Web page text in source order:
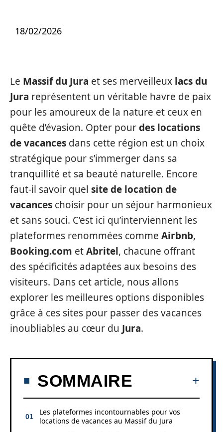
18/02/2026
Le Massif du Jura et ses merveilleux lacs du
Jura représentent un véritable havre de paix
pour les amoureux de la nature et ceux en
quête d’évasion. Opter pourdes locations
de vacances dans cette région est un choix
stratégique pour s’immerger dans sa
tranquillité et sa beauté naturelle. Encore
faut-il savoir quel site de location de
vacances choisir pour un séjour harmonieux
et sans souci. C’est ici qu’interviennent les
plateformes renommées comme Airbnb,
Booking.com etAbritel, chacune offrant
des spécificités adaptées aux besoins des
visiteurs. Dans cet article, nous allons
explorer les meilleures options disponibles
grâce à ces sites pour passer des vacances
inoubliables au cœur du Jura.
SOMMAIRE
Les plateformes incontournables pour vos
locations de vacances au Massif du Jura